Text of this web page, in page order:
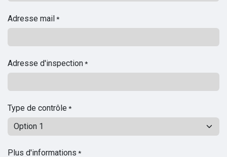
Adresse mail*
Adresse d'inspection*
Type de contrôle*
Plus d'informations *